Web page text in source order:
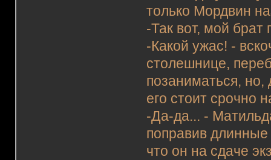
только Мордвин
-Так вот, мой
-Какой ужас! -
столешнице,
позаниматься, но,
его стоит срочно
-Да-да... -
поправив
что он на сдаче